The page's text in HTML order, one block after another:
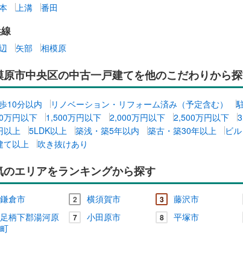
上溝 番田
矢部 相模原
原市中央区の中古一戸建てを他のこだわりから
10分以内 リノベーション・リフォーム済み（予定含む）
万円以下
1,500万円以下 2,000万円以下 2,500万円以下
以上
5LDK以上 築浅・築5年以内 築古・築30年以上 ビ
て以上
吹き抜けあり
のエリアをランキングから探す
鎌倉市 2 横須賀市 3 藤沢市
足柄下郡湯河原
町
7 小田原市 8 平塚市